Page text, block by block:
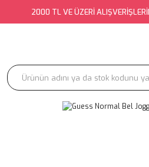
2000 TL VE ÜZERİ